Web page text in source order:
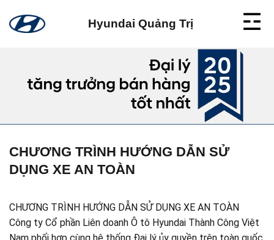
Hyundai Quảng Trị
CHƯƠNG TRÌNH HƯỚNG DẪN SỬ
DỤNG XE AN TOÀN
CHƯƠNG TRÌNH HƯỚNG DẪN SỬ DỤNG XE AN TOÀN
Công ty Cổ phần Liên doanh Ô tô Hyundai Thành Công Việt